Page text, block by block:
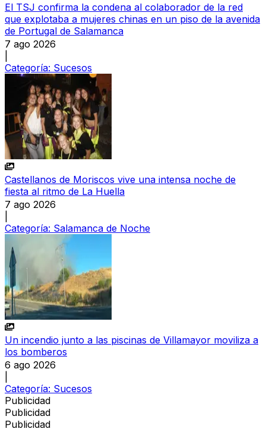
El TSJ confirma la condena al colaborador de la red
que explotaba a mujeres chinas en un piso de la avenida
de Portugal de Salamanca
7 ago 2026
Categoría: Sucesos
Castellanos de Moriscos vive una intensa noche de
fiesta al ritmo de La Huella
7 ago 2026
Categoría: Salamanca de Noche
Un incendio junto a las piscinas de Villamayor moviliza a
los bomberos
6 ago 2026
Categoría: Sucesos
Publicidad
Publicidad
Publicidad